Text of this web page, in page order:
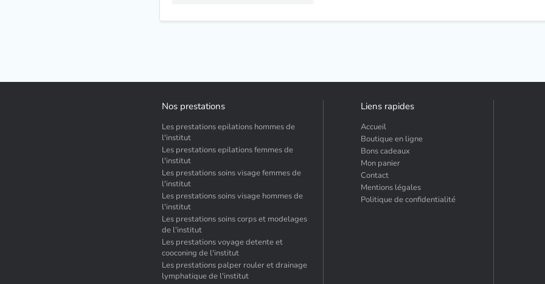
Nos prestations
Les prestations epilations hommes de
l'institut
Les prestations epilations femmes de
l'institut
Les prestations soins visage femmes de
l'institut
Les prestations soins visage hommes de
l'institut
Les prestations soins corps et modelages
de l'institut
Les prestations voyage detente et
cooconing de l'institut
Les prestations palper rouler et drainage
lymphatique de l'institut
Liens rapides
Accueil
Boutique en ligne
Bons cadeaux
Mon panier
Contact
Mentions légales
Politique de confidentialité